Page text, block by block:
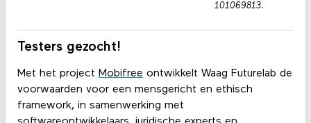
Testers gezocht!
Met het project Mobifree ontwikkelt Waag Futurelab de
voorwaarden voor een mensgericht en ethisch
framework, in samenwerking met
101069813.